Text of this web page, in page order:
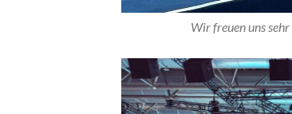
Wir freuen uns